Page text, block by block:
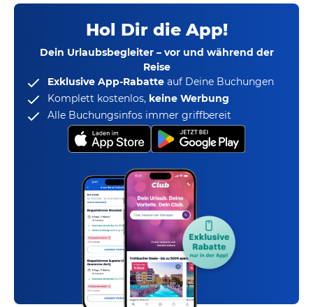
Hol Dir die App!
Dein Urlaubsbegleiter – vor und während der
Reise
Exklusive App-Rabatte auf Deine Buchungen
Komplett kostenlos, keine Werbung
Alle Buchungsinfos immer griffbereit